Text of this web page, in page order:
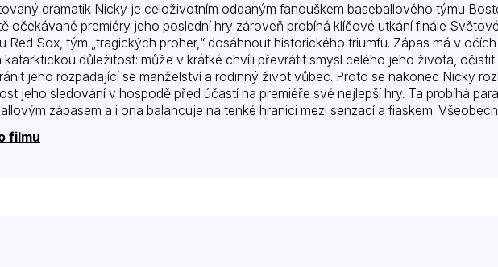
dramatik Nicky je celoživotním oddaným fanouškem baseballového týmu
očekávané premiéry jeho poslední hry zároveň probíhá klíčové utkání finále
Red Sox, tým „tragických proher,“ dosáhnout historického triumfu. Zápas má v
katarktickou důležitost: může v krátké chvíli převrátit smysl celého jeho života,
jeho rozpadající se manželství a rodinný život vůbec. Proto se nakonec Nicky
jeho sledování v hospodě před účastí na premiéře své nejlepší hry. Ta probíhá
zápasem a i ona balancuje na tenké hranici mezi senzací a fiaskem.
jejího přijetí ještě umocňuje přítomnost jízlivého divadelního kritika „fantóma
filmu